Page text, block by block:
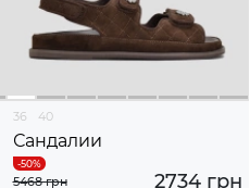
36 40
Сандалии
2734 грн
5468 грн